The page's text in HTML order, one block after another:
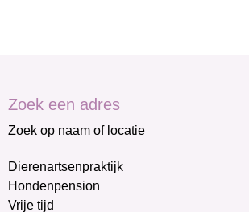
Zoek een adres
Zoek op naam of locatie
Dierenartsenpraktijk
Hondenpension
Vrije tijd